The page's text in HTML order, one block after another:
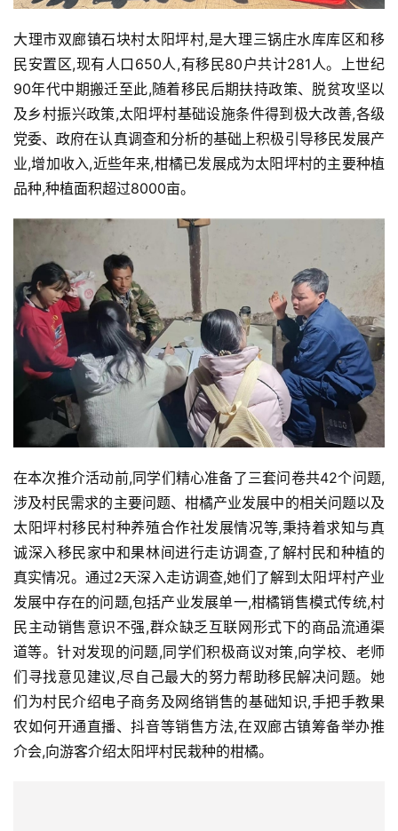
大理市双廊镇石块村太阳坪村,是大理三锅庄水库库区和移
民安置区,现有人口650人,有移民80户共计281人。上世纪
90年代中期搬迁至此,随着移民后期扶持政策、脱贫攻坚以
及乡村振兴政策,太阳坪村基础设施条件得到极大改善,各级
党委、政府在认真调查和分析的基础上积极引导移民发展产
业,增加收入,近些年来,柑橘已发展成为太阳坪村的主要种植
品种,种植面积超过8000亩。
在本次推介活动前,同学们精心准备了三套问卷共42个问题,
涉及村民需求的主要问题、柑橘产业发展中的相关问题以及
太阳坪村移民村种养殖合作社发展情况等,秉持着求知与真
诚深入移民家中和果林间进行走访调查,了解村民和种植的
真实情况。通过2天深入走访调查,她们了解到太阳坪村产业
发展中存在的问题,包括产业发展单一,柑橘销售模式传统,村
民主动销售意识不强,群众缺乏互联网形式下的商品流通渠
道等。针对发现的问题,同学们积极商议对策,向学校、老师
们寻找意见建议,尽自己最大的努力帮助移民解决问题。她
们为村民介绍电子商务及网络销售的基础知识,手把手教果
农如何开通直播、抖音等销售方法,在双廊古镇筹备举办推
介会,向游客介绍太阳坪村民栽种的柑橘。